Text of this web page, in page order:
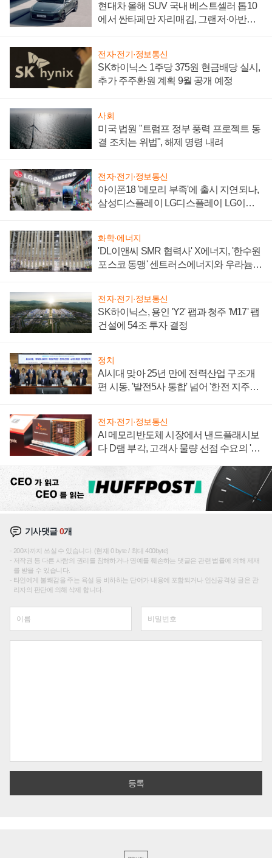
현대차 올해 SUV 국내 베스트셀러 톱10
에서 싼타페만 자리매김, 그랜저·아반떼
전자·전기·정보통신
SK하이닉스 1주당 375원 현금배당 실시,
추가 주주환원 계획 9월 공개 예정
사회
미국 법원 "트럼프 정부 풍력 프로젝트 동
결 조치는 위법", 해제 명령 내려
전자·전기·정보통신
아이폰18 '메모리 부족'에 출시 지연되나,
삼성디스플레이 LG디스플레이 LG이노
화학·에너지
'DL이앤씨 SMR 협력사' X에너지, '한수원
포스코 동맹' 센트러스에너지와 우라늄
전자·전기·정보통신
SK하이닉스, 용인 'Y2' 팹과 청주 'M17' 팹
건설에 54조 투자 결정
정치
AI시대 맞아 25년 만에 전력산업 구조개
편 시동, '발전5사 통합' 넘어 '한전 지주사'
전자·전기·정보통신
AI 메모리반도체 시장에서 낸드플래시보
다 D램 부각, 고객사 물량 선점 수요의 '우
기사댓글0개
200자까지 쓰실 수 있습니다. (현재 0 byte / 최대 400byte)
저작권 등 다른 사람의 권리를 침해하거나 명예를 훼손하는 댓글은 관련 법률에 의해 제재
를 받을 수 있습니다.
타인에게 불쾌감을 주는 욕설 등 비하하는 단어가 내용에 포함되거나 인신공격성 글은 관
리자의 판단에 의해 삭제 합니다.